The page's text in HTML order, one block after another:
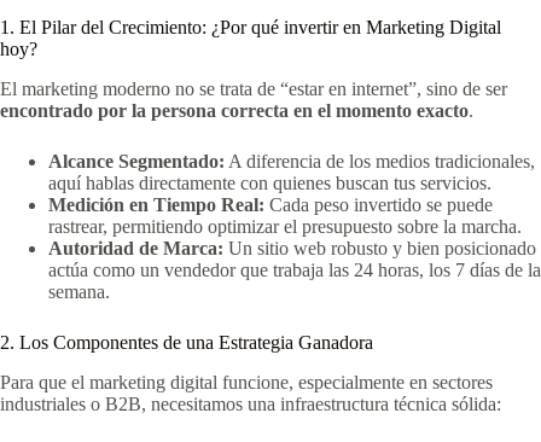
1. El Pilar del Crecimiento: ¿Por qué invertir en Marketing Digital
hoy?
El marketing moderno no se trata de “estar en internet”, sino de ser
encontrado por la persona correcta en el momento exacto.
Alcance Segmentado: A diferencia de los medios tradicionales,
aquí hablas directamente con quienes buscan tus servicios.
Medición en Tiempo Real: Cada peso invertido se puede
rastrear, permitiendo optimizar el presupuesto sobre la marcha.
Autoridad de Marca: Un sitio web robusto y bien posicionado
actúa como un vendedor que trabaja las 24 horas, los 7 días de la
semana.
2. Los Componentes de una Estrategia Ganadora
Para que el marketing digital funcione, especialmente en sectores
industriales o B2B, necesitamos una infraestructura técnica sólida: